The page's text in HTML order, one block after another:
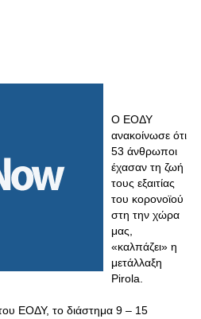
Ο ΕΟΔΥ
ανακοίνωσε ότι
53 άνθρωποι
έχασαν τη ζωή
τους εξαιτίας
του κορονοϊού
στη την χώρα
μας,
«καλπάζει» η
μετάλλαξη
Pirola.
ΕΟΔΥ, το διάστημα 9 – 15